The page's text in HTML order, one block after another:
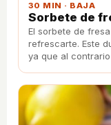
30 MIN · BAJA
Sorbete de
El sorbete de
refrescarte. Este
ya que al